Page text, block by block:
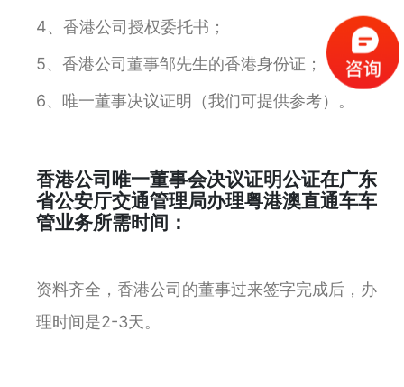
4、香港公司授权委托书；
5、香港公司董事邹先生的香港身份证；
6、唯一董事决议证明（我们可提供参考）。
香港公司唯一董事会决议证明公证在广东
省公安厅交通管理局办理粤港澳直通车车
管业务所需时间：
资料齐全，香港公司的董事过来签字完成后，办
理时间是2-3天。